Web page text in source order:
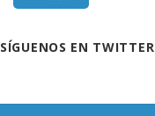
SÍGUENOS EN TWITTER